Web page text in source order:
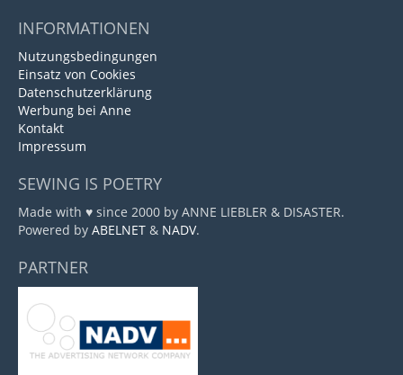
INFORMATIONEN
Nutzungsbedingungen
Einsatz von Cookies
Datenschutzerklärung
Werbung bei Anne
Kontakt
Impressum
SEWING IS POETRY
Made with ♥ since 2000 by ANNE LIEBLER & DISASTER.
Powered by ABELNET & NADV.
PARTNER